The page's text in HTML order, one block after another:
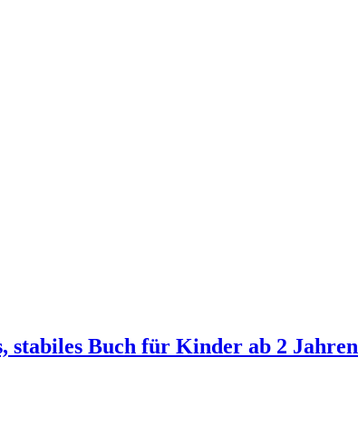
stabiles Buch für Kinder ab 2 Jahren